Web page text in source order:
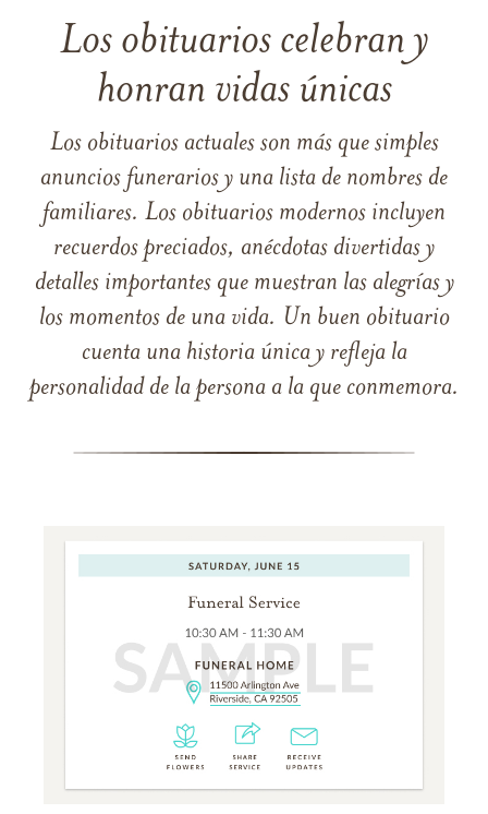
Los obituarios celebran y
honran vidas únicas
Los obituarios actuales son más que simples
anuncios funerarios y una lista de nombres de
familiares. Los obituarios modernos incluyen
recuerdos preciados, anécdotas divertidas y
detalles importantes que muestran las alegrías y
los momentos de una vida. Un buen obituario
cuenta una historia única y refleja la
personalidad de la persona a la que conmemora.